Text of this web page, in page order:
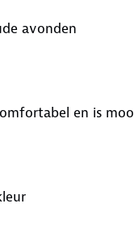
avonden
en is